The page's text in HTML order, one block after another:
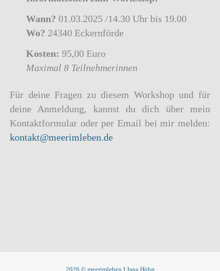
Wann? 01.03.2025 /14.30 Uhr bis 19.00
Wo? 24340 Eckernförde
Kosten: 95,00 Euro
Maximal 8 Teilnehmerinnen
Für deine Fragen zu diesem Workshop und für
deine Anmeldung, kannst du dich über mein
Kontaktformular oder per Email bei mir melden:
kontakt@meerimleben.de
2026 © meerimleben I Jana Höhn